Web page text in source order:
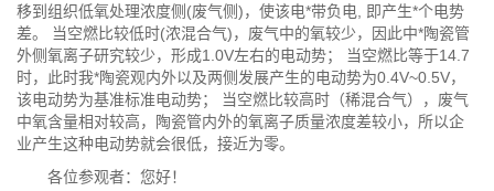
移到组织低氧处理浓度侧(废气侧)，使该电*带负电, 即产生*个电势
差。 当空燃比较低时(浓混合气)，废气中的氧较少，因此中*陶瓷管
外侧氧离子研究较少，形成1.0V左右的电动势； 当空燃比等于14.7
时，此时我*陶瓷观内外以及两侧发展产生的电动势为0.4V~0.5V，
该电动势为基准标准电动势； 当空燃比较高时（稀混合气），废气
中氧含量相对较高，陶瓷管内外的氧离子质量浓度差较小，所以企
业产生这种电动势就会很低，接近为零。
各位参观者：您好！